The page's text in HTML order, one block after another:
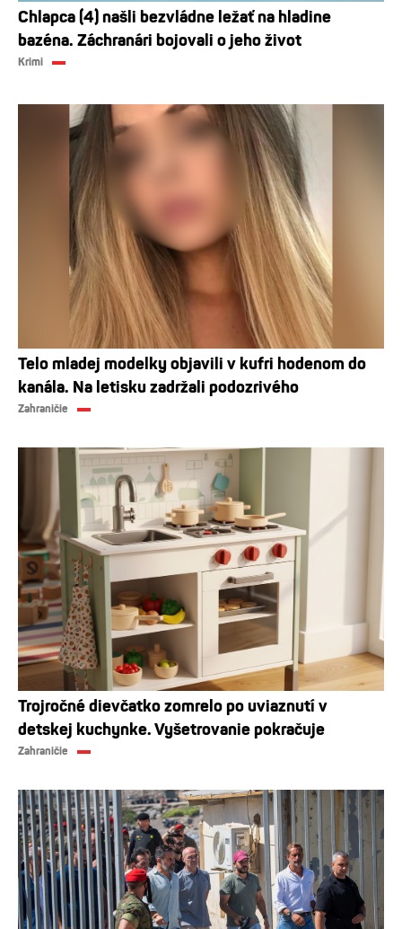
Chlapca (4) našli bezvládne ležať na hladine
bazéna. Záchranári bojovali o jeho život
Krimi
Telo mladej modelky objavili v kufri hodenom do
kanála. Na letisku zadržali podozrivého
Zahraničie
Trojročné dievčatko zomrelo po uviaznutí v
detskej kuchynke. Vyšetrovanie pokračuje
Zahraničie